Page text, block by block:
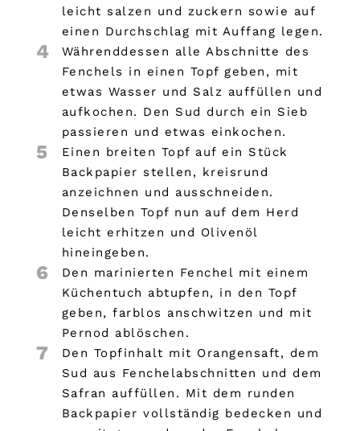
leicht salzen und zuckern sowie auf
einen Durchschlag mit Auffang legen.
4
Währenddessen alle Abschnitte des
Fenchels in einen Topf geben, mit
etwas Wasser und Salz auffüllen und
aufkochen. Den Sud durch ein Sieb
passieren und etwas einkochen.
5
Einen breiten Topf auf ein Stück
Backpapier stellen, kreisrund
anzeichnen und ausschneiden.
Denselben Topf nun auf dem Herd
leicht erhitzen und Olivenöl
hineingeben.
6
Den marinierten Fenchel mit einem
Küchentuch abtupfen, in den Topf
geben, farblos anschwitzen und mit
Pernod ablöschen.
7
Den Topfinhalt mit Orangensaft, dem
Sud aus Fenchelabschnitten und dem
Safran auffüllen. Mit dem runden
Backpapier vollständig bedecken und